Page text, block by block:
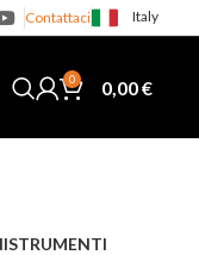
Contattaci Italy
0 0,00€
STRUMENTI